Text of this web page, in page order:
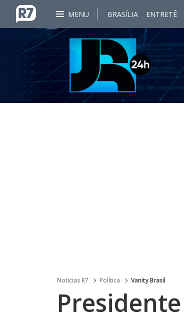
MENU BRASÍLIA ENTRETÊ
Noticias R7 Política Vanity Brasil